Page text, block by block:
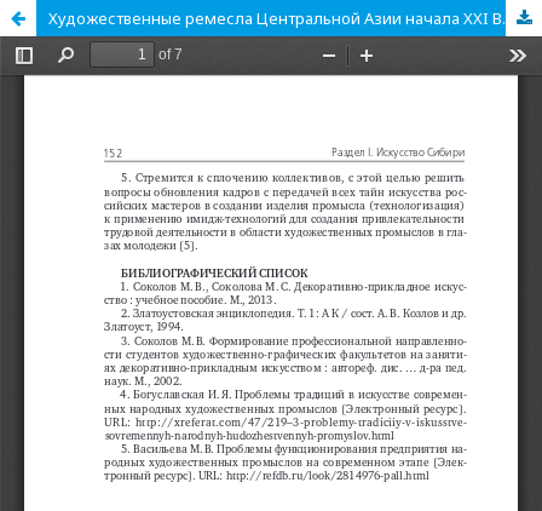
Художественные ремесла Центральной Азии начала XXI В.: новая жизнь древних традиций